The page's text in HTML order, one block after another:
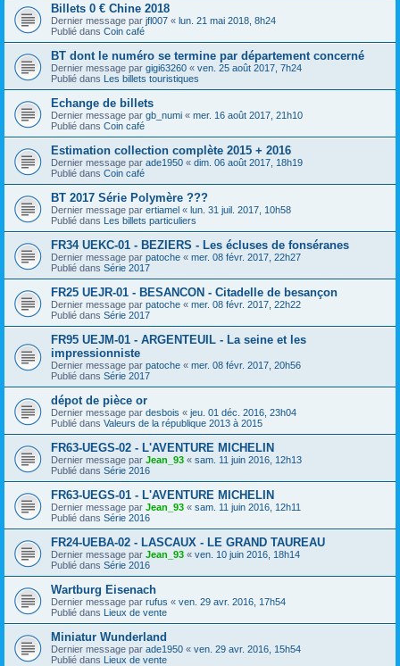
Billets 0 € Chine 2018
Dernier message par jfl007 « lun. 21 mai 2018, 8h24
Publié dans Coin café
BT dont le numéro se termine par département concerné
Dernier message par gigi63260 « ven. 25 août 2017, 7h24
Publié dans Les billets touristiques
Echange de billets
Dernier message par gb_numi « mer. 16 août 2017, 21h10
Publié dans Coin café
Estimation collection complète 2015 + 2016
Dernier message par ade1950 « dim. 06 août 2017, 18h19
Publié dans Coin café
BT 2017 Série Polymère ???
Dernier message par ertiamel « lun. 31 juil. 2017, 10h58
Publié dans Les billets particuliers
FR34 UEKC-01 - BEZIERS - Les écluses de fonséranes
Dernier message par patoche « mer. 08 févr. 2017, 22h27
Publié dans Série 2017
FR25 UEJR-01 - BESANCON - Citadelle de besançon
Dernier message par patoche « mer. 08 févr. 2017, 22h22
Publié dans Série 2017
FR95 UEJM-01 - ARGENTEUIL - La seine et les
impressionniste
Dernier message par patoche « mer. 08 févr. 2017, 20h56
Publié dans Série 2017
dépot de pièce or
Dernier message par desbois « jeu. 01 déc. 2016, 23h04
Publié dans Valeurs de la république 2013 à 2015
FR63-UEGS-02 - L'AVENTURE MICHELIN
Dernier message par Jean_93 « sam. 11 juin 2016, 12h13
Publié dans Série 2016
FR63-UEGS-01 - L'AVENTURE MICHELIN
Dernier message par Jean_93 « sam. 11 juin 2016, 12h11
Publié dans Série 2016
FR24-UEBA-02 - LASCAUX - LE GRAND TAUREAU
Dernier message par Jean_93 « ven. 10 juin 2016, 18h14
Publié dans Série 2016
Wartburg Eisenach
Dernier message par rufus « ven. 29 avr. 2016, 17h54
Publié dans Lieux de vente
Miniatur Wunderland
Dernier message par ade1950 « ven. 29 avr. 2016, 15h54
Publié dans Lieux de vente